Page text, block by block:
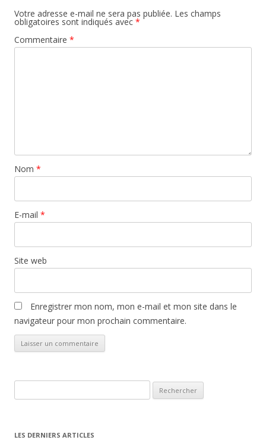
Votre adresse e-mail ne sera pas publiée. Les champs
obligatoires sont indiqués avec *
Commentaire *
Nom *
E-mail *
Site web
Enregistrer mon nom, mon e-mail et mon site dans le
navigateur pour mon prochain commentaire.
LES DERNIERS ARTICLES